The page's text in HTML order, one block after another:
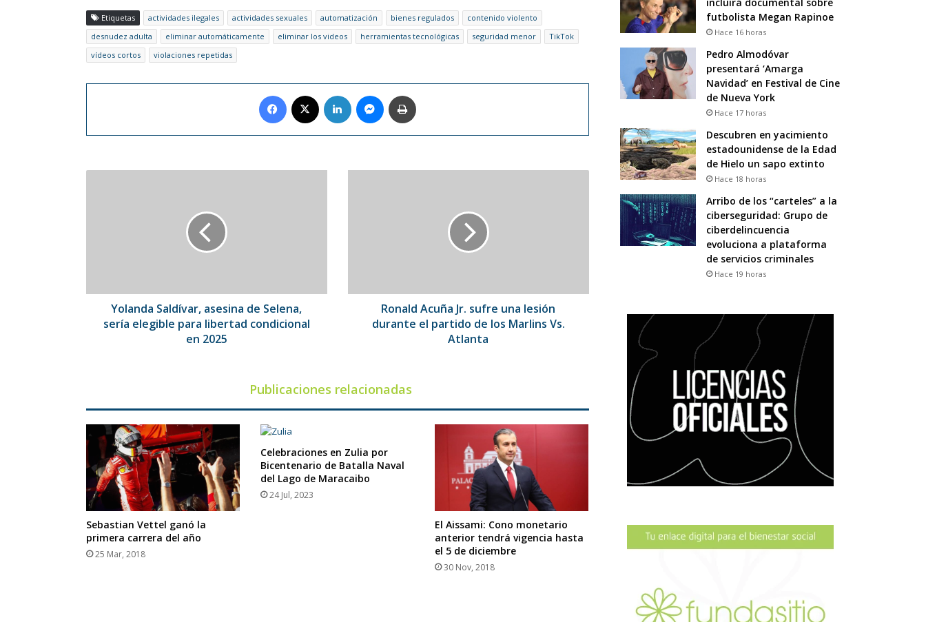
Etiquetas actividades ilegales actividades sexuales automatización bienes regulados
contenido violento
desnudez adulta
eliminar automáticamente eliminar los videos herramientas tecnológicas seguridad menor
TikTok
vídeos cortos
violaciones repetidas
Facebook LinkedIn Messenger
libertad
condicionalYolanda Saldívar, asesina de Selena,
sería elegible para libertad condicional
en 2025
partido
Ronald Acuña Jr. sufre una lesión
durante el partido de los Marlins Vs.
Atlanta
Publicaciones relacionadas
Sebastian Vettel ganó la
primera carrera del año
25 Mar, 2018
Celebraciones en Zulia por
Bicentenario de Batalla Naval
del Lago de Maracaibo
24 Jul, 2023
El Aissami: Cono monetario
anterior tendrá vigencia hasta
el 5 de diciembre
30 Nov, 2018
futbolista Megan Rapinoe
Hace 16 horas
Pedro Almodóvar
presentará ‘Amarga
Navidad’ en Festival de Cine
de Nueva York
Hace 17 horas
Descubren en yacimiento
estadounidense de la Edad
de Hielo un sapo extinto
Hace 18 horas
Arribo de los “carteles” a la
ciberseguridad: Grupo de
ciberdelincuencia
evoluciona a plataforma
de servicios criminales
Hace 19 horas